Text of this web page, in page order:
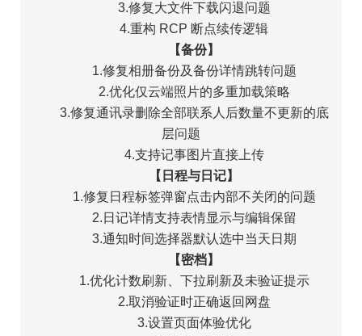
3.修复大文件下载闪退问题
4.重构 RCP 断点续传逻辑
【备份】
1.修复相册备份及备份详情跳转问题
2.优化仅云端照片的多重加载策略
3.修复通讯录删除全部联系人后数量不更新的底
层问题
4.支持记事图片直接上传
【日程与日记】
1.修复日程标签弹窗点击内部不关闭的问题
2.日记详情支持表情显示与编辑保留
3.通知时间选择器默认选中当天日期
【密档】
1.优化计数刷新、下拉刷新及未验证提示
2.取消验证时正确返回网盘
3.设置页面体验优化